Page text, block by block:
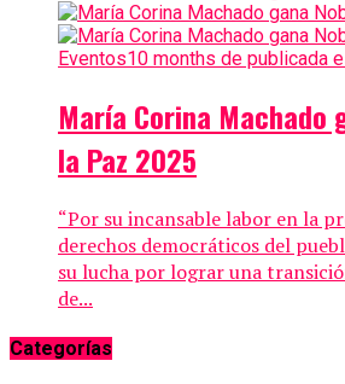
Eventos10 months de publicada
María Corina Machado
la Paz 2025
“Por su incansable labor en la
derechos democráticos del
su lucha por lograr una
de...
Categorías